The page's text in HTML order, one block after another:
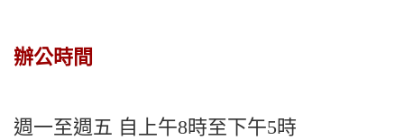
辦公時間
週一至週五 自上午8時至下午5時